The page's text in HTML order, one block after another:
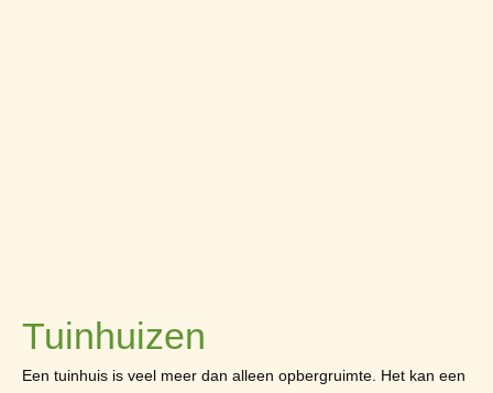
Tuinhuizen
Een tuinhuis is veel meer dan alleen opbergruimte. Het kan een